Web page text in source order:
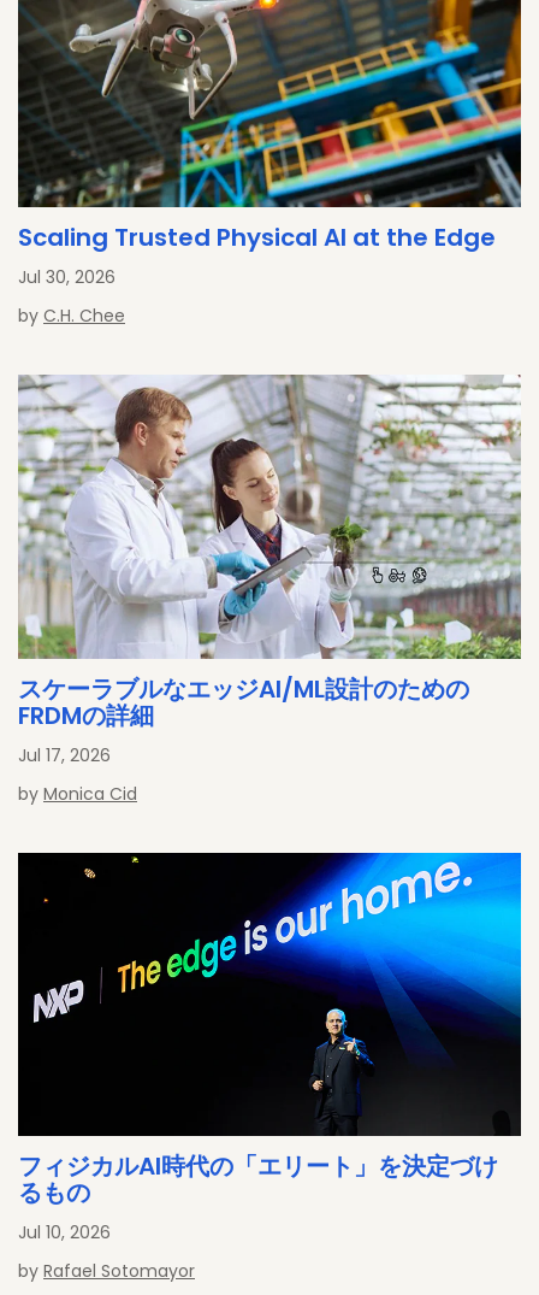
Scaling Trusted Physical AI at the Edge
Jul 30, 2026
by C.H. Chee
スケーラブルなエッジAI/ML設計のための
FRDMの詳細
Jul 17, 2026
by Monica Cid
フィジカルAI時代の「エリート」を決定づけ
るもの
Jul 10, 2026
by Rafael Sotomayor